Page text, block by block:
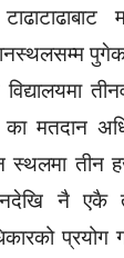
विद्यालयमा
मतदान
स्थलमा तीन
नै एकै
प्रयोग